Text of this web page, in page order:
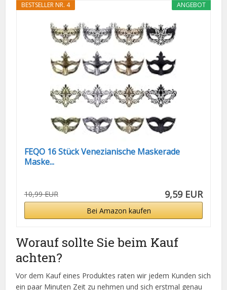
ANGEBOT
BESTSELLER NR. 4
FEQO 16 Stück Venezianische Maskerade
Maske...
10,99 EUR 9,59 EUR
Bei Amazon kaufen
Worauf sollte Sie beim Kauf
achten?
Vor dem Kauf eines Produktes raten wir jedem Kunden sich
ein paar Minuten Zeit zu nehmen und sich erstmal genau